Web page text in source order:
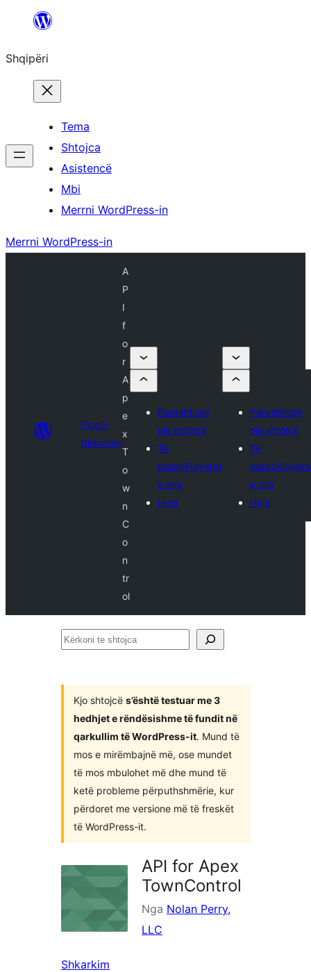
Hidhu
lënda
Shqipëri
Tema
Shtojca
Asistencë
Mbi
Merrni WordPress-in
Merrni WordPress-in
Plugin
Directory
A
P
I
f
o
r
A
p
e
x
T
o
w
n
C
o
n
tr
ol
Parashtroni
një shtojcë
Të
parapëlqyerat
e mia
Hyni
Parashtroni
një shtojcë
Të
e mia
Hyni
Kërkoni
Kjo shtojcë s’është testuar me 3
hedhjet e rëndësishme të fundit në
qarkullim të WordPress-it. Mund të
mos e mirëmbajnë më, ose mundet
të mos mbulohet më dhe mund të
ketë probleme përputhshmërie, kur
përdoret me versione më të freskët
të WordPress-it.
API for Apex
TownControl
Nga Nolan Perry,
LLC
Shkarkim